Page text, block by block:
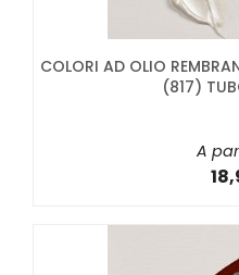
COLORI AD OLIO
(817)
A